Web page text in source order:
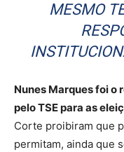
MESMO
Nunes Marques foi o
pelo TSE para as
Corte proibiram que
permitam, ainda que